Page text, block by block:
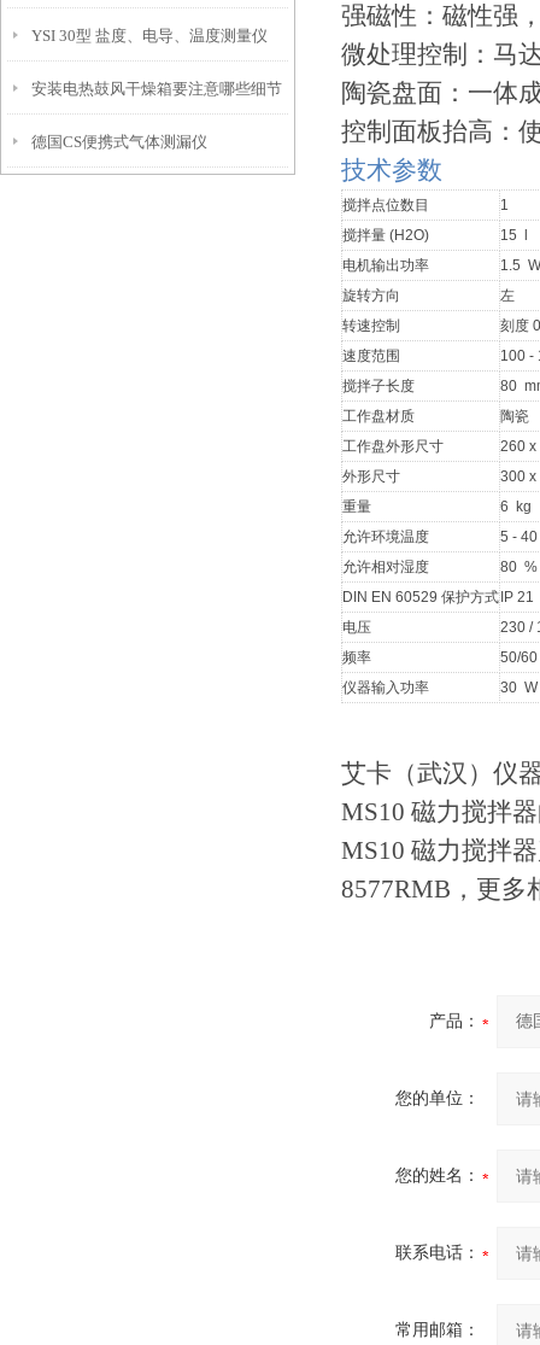
巧与维护建议
YSI 30型 盐度、电导、温度测量仪
安装电热鼓风干燥箱要注意哪些细节
德国CS便携式气体测漏仪
强磁性：磁性强
微处理控制：马
陶瓷盘面：一体
控制面板抬高：
技术参数
搅拌点位数目
1
搅拌量 (H2O)
15 l
电机输出功率
1.5 W
旋转方向
左
转速控制
刻度
速度范围
100 -
搅拌子长度
80
工作盘材质
陶瓷
工作盘外形尺寸
260
外形尺寸
300
重量
6 kg
允许环境温度
5 -
允许相对湿度
80 %
DIN EN 60529 保护方式 IP 21
电压
230 /
频率
50/
仪器输入功率
30 W
艾卡（武汉）仪
MS10 磁力搅拌
MS10 磁力搅拌
8577RMB，更多
产品：
您的单位：
您的姓名：
联系电话：
常用邮箱：